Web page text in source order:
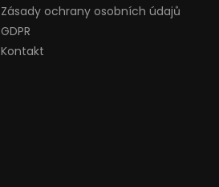
Zásady ochrany osobních údajů
GDPR
Kontakt